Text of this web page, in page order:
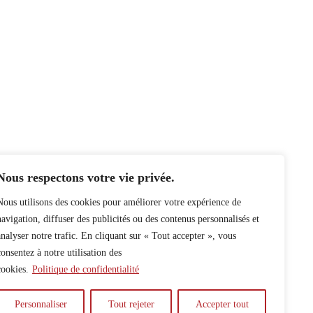
respectons votre vie privée.
utilisons des cookies pour améliorer votre expérience de
diffuser des publicités ou des contenus personnalisés et
notre trafic. En cliquant sur « Tout accepter », vous
à notre utilisation des
Politique de confidentialité
Personnaliser Tout rejeter Accepter tout